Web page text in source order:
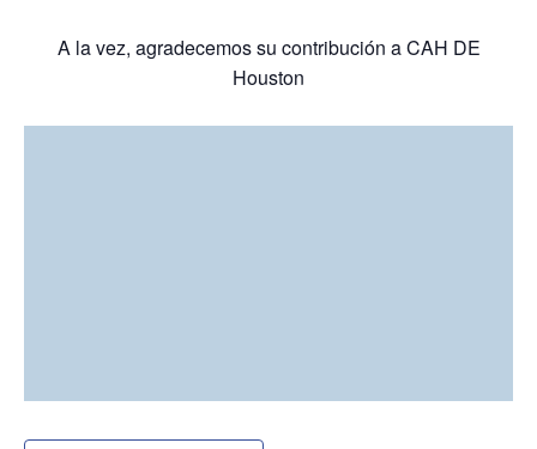
A la vez, agradecemos su contribución a CAH DE
Houston